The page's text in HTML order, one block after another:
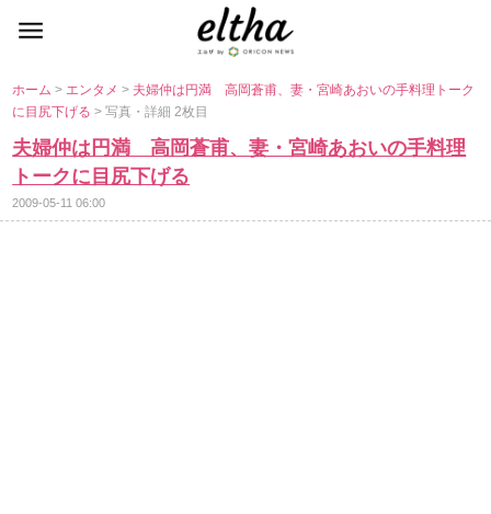
ホーム> エンタメ> 夫婦仲は円満 高岡蒼甫、妻・宮崎あおいの手料理トーク
に目尻下げる> 写真・詳細 2枚目
夫婦仲は円満 高岡蒼甫、妻・宮崎あおいの手料理
トークに目尻下げる
2009-05-11 06:00